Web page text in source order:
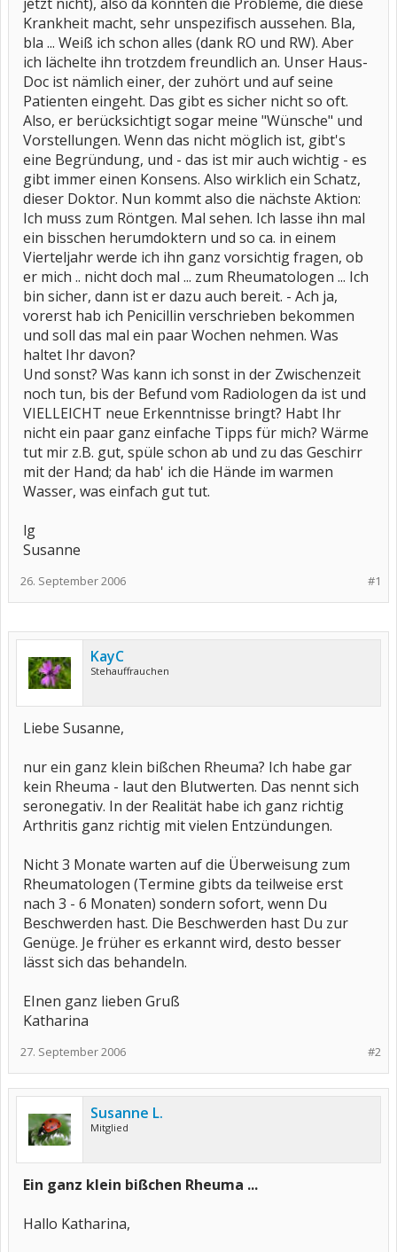
Krankheit macht, sehr unspezifisch aussehen. Bla,
bla ... Weiß ich schon alles (dank RO und RW). Aber
ich lächelte ihn trotzdem freundlich an. Unser Haus-
Doc ist nämlich einer, der zuhört und auf seine
Patienten eingeht. Das gibt es sicher nicht so oft.
Also, er berücksichtigt sogar meine "Wünsche" und
Vorstellungen. Wenn das nicht möglich ist, gibt's
eine Begründung, und - das ist mir auch wichtig - es
gibt immer einen Konsens. Also wirklich ein Schatz,
dieser Doktor. Nun kommt also die nächste Aktion:
Ich muss zum Röntgen. Mal sehen. Ich lasse ihn mal
ein bisschen herumdoktern und so ca. in einem
Vierteljahr werde ich ihn ganz vorsichtig fragen, ob
er mich .. nicht doch mal ... zum Rheumatologen ... Ich
bin sicher, dann ist er dazu auch bereit. - Ach ja,
vorerst hab ich Penicillin verschrieben bekommen
und soll das mal ein paar Wochen nehmen. Was
haltet Ihr davon?
Und sonst? Was kann ich sonst in der Zwischenzeit
noch tun, bis der Befund vom Radiologen da ist und
VIELLEICHT neue Erkenntnisse bringt? Habt Ihr
nicht ein paar ganz einfache Tipps für mich? Wärme
tut mir z.B. gut, spüle schon ab und zu das Geschirr
mit der Hand; da hab' ich die Hände im warmen
Wasser, was einfach gut tut.
lg
Susanne
#1
26. September 2006
KayC
Stehauffrauchen
Liebe Susanne,
nur ein ganz klein bißchen Rheuma? Ich habe gar
kein Rheuma - laut den Blutwerten. Das nennt sich
seronegativ. In der Realität habe ich ganz richtig
Arthritis ganz richtig mit vielen Entzündungen.
Nicht 3 Monate warten auf die Überweisung zum
Rheumatologen (Termine gibts da teilweise erst
nach 3 - 6 Monaten) sondern sofort, wenn Du
Beschwerden hast. Die Beschwerden hast Du zur
Genüge. Je früher es erkannt wird, desto besser
lässt sich das behandeln.
EInen ganz lieben Gruß
Katharina
#2
27. September 2006
Susanne L.
Mitglied
Ein ganz klein bißchen Rheuma ...
Hallo Katharina,